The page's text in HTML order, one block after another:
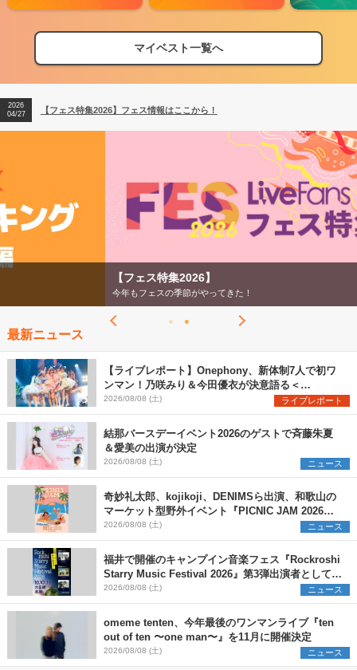
マイベスト一覧へ
【フェス特集2026】フェス情報はここから！
【ライブ動員ランキング】2026年上半期編発表！
2026
04/27
【フェス特集2026】フェス情報はここから！
2026
【ライブ動員ランキング】2026年上半期編発表！
今年もフェスの季節がやってきた！
最新ニュース
【ライブレポート】Onephony、新体制7人で初ワ
ンマン！乃咲みり＆今田優衣が決意語る＜
Onephony新体制1st Oneman Live はじまりの夏
＞
2026/08/08 (土) ライブレポート
結那バースデーイベント2026のゲストで斉藤朱夏
＆愛美の出演が決定
2026/08/08 (土) ニュース
奇妙礼太郎、kojikoji、DENIMSら出演、和歌山の
マーケット型野外イベント『PICNIC JAM 2026』
早割チケット発売開始
2026/08/08 (土) ニュース
福井で開催のキャンプイン音楽フェス『Rockroshi
Starry Music Festival 2026』第3弾出演者として
SCOOBIE DO、かりゆし58、Reiを発表
2026/08/08 (土) ニュース
omeme tenten、今年最後のワンマンライブ『ten
out of ten 〜one man〜』を11月に開催決定
2026/08/08 (土) ニュース